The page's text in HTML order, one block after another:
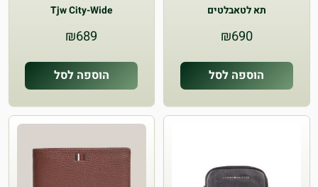
תא לטאבלטים
₪690
הוספה לסל
Tjw City-Wide
₪689
הוספה לסל